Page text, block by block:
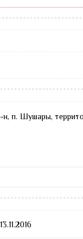
н, п. Шушары,
13.11.2016